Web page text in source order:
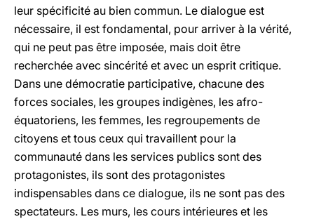
leur spécificité au bien commun. Le dialogue est
nécessaire, il est fondamental, pour arriver à la vérité,
qui ne peut pas être imposée, mais doit être
recherchée avec sincérité et avec un esprit critique.
Dans une démocratie participative, chacune des
forces sociales, les groupes indigènes, les afro-
équatoriens, les femmes, les regroupements de
citoyens et tous ceux qui travaillent pour la
communauté dans les services publics sont des
protagonistes, ils sont des protagonistes
indispensables dans ce dialogue, ils ne sont pas des
spectateurs. Les murs, les cours intérieures et les